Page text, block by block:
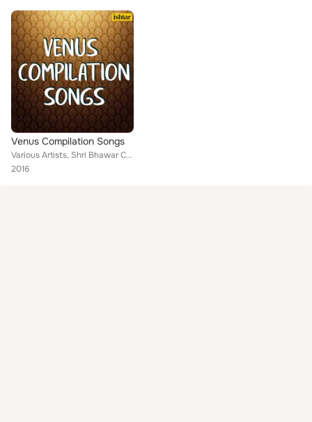
Venus Compilation Songs
Various Artists, Shri Bhawar Chaudhari, Mano, Sonu Nigam, Gopal Rai, Himesh Reshammiya, Dineshlal Yadav Nirahua, S.P. Balasubram...
2016